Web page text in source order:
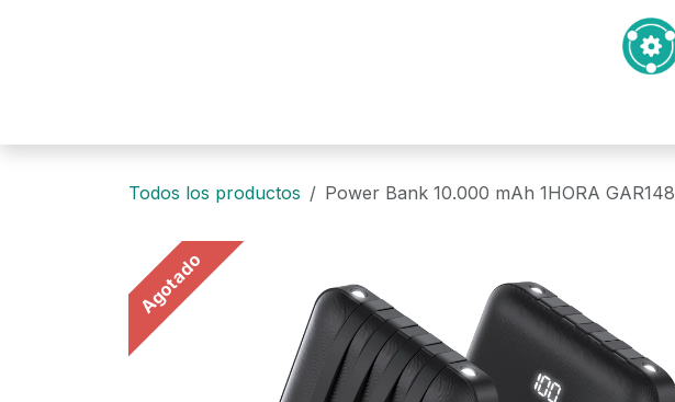
Todos los productos Power Bank 10.000 mAh 1HORA GAR148
Agotado